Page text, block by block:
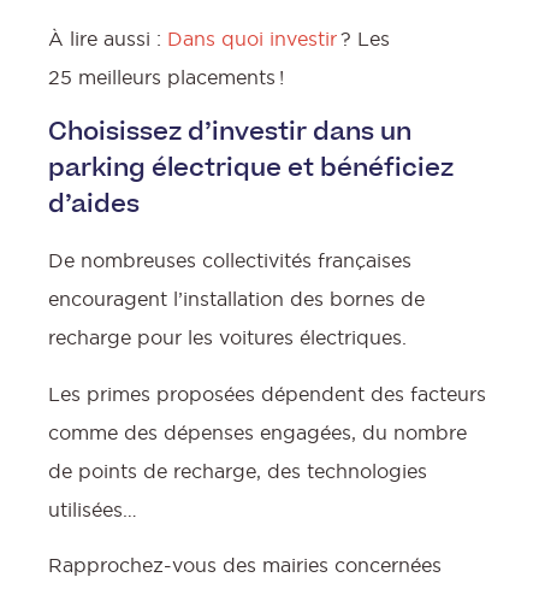
À lire aussi : Dans quoi investir? Les
25 meilleurs placements !
Choisissez d’investir dans un
parking électrique et bénéficiez
d’aides
De nombreuses collectivités françaises
encouragent l’installation des bornes de
recharge pour les voitures électriques.
Les primes proposées dépendent des facteurs
comme des dépenses engagées, du nombre
de points de recharge, des technologies
utilisées…
Rapprochez-vous des mairies concernées